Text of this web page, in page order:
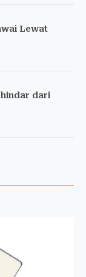
Lewat
dari